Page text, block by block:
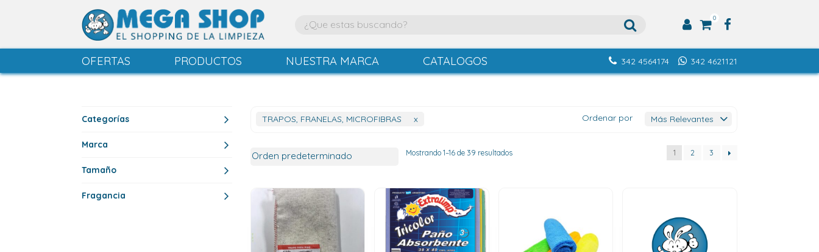
0
OFERTAS PRODUCTOS NUESTRA MARCA CATALOGOS 342 4621121
342 4564174
Categorías
Marca
Tamaño
Fragancia
TRAPOS, FRANELAS, MICROFIBRAS x Ordenar por
Mostrando 1–16 de 39 resultados 1 2 3